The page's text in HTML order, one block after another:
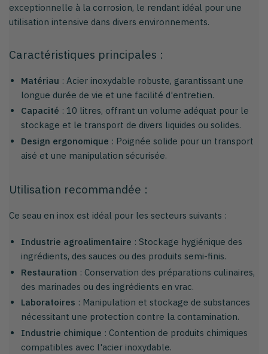
exceptionnelle à la corrosion, le rendant idéal pour une
utilisation intensive dans divers environnements.
Caractéristiques principales :
Matériau : Acier inoxydable robuste, garantissant une
longue durée de vie et une facilité d'entretien.
Capacité : 10 litres, offrant un volume adéquat pour le
stockage et le transport de divers liquides ou solides.
Design ergonomique : Poignée solide pour un transport
aisé et une manipulation sécurisée.
Utilisation recommandée :
Ce seau en inox est idéal pour les secteurs suivants :
Industrie agroalimentaire : Stockage hygiénique des
ingrédients, des sauces ou des produits semi-finis.
Restauration : Conservation des préparations culinaires,
des marinades ou des ingrédients en vrac.
Laboratoires : Manipulation et stockage de substances
nécessitant une protection contre la contamination.
Industrie chimique : Contention de produits chimiques
compatibles avec l'acier inoxydable.